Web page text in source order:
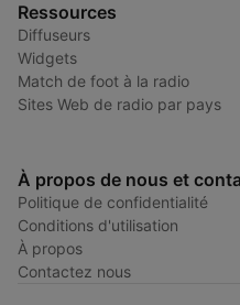
Ressources
Diffuseurs
Widgets
Match de foot à la radio
Sites Web de radio par pays
À propos de nous et
Politique de confidentialité
Conditions d'utilisation
À propos
Contactez nous